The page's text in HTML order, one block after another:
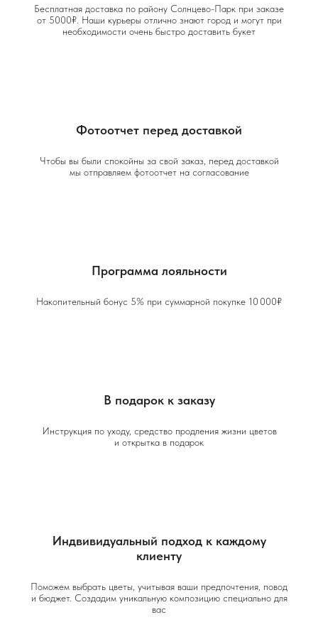
Бесплатная доставка по району Солнцево-Парк при заказе
от 5000₽. Наши курьеры отлично знают город и могут при
необходимости очень быстро доставить букет
Фотоотчет перед доставкой
Чтобы вы были спокойны за свой заказ, перед доставкой
мы отправляем фотоотчет на согласование
Программа лояльности
Накопительный бонус 5% при суммарной покупке 10 000₽
В подарок к заказу
Инструкция по уходу, средство продления жизни цветов
и открытка в подарок
Индвивидуальный подход к каждому
клиенту
Поможем выбрать цветы, учитывая ваши предпочтения, повод
и бюджет. Создадим уникальную композицию специально для
вас